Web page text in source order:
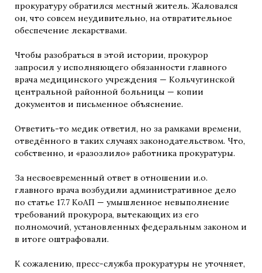
прокуратуру обратился местный житель. Жаловался
он, что совсем неудивительно, на отвратительное
обеспечение лекарствами.
Чтобы разобраться в этой истории, прокурор
запросил у исполняющего обязанности главного
врача медицинского учреждения — Кольчугинской
центральной районной больницы — копии
документов и письменное объяснение.
Ответить-то медик ответил, но за рамками времени,
отведённого в таких случаях законодательством. Что,
собственно, и «разозлило» работника прокуратуры.
За несвоевременный ответ в отношении и.о.
главного врача возбудили административное дело
по статье 17.7 КоАП — умышленное невыполнение
требований прокурора, вытекающих из его
полномочий, установленных федеральным законом и
в итоге оштрафовали.
К сожалению, пресс-служба прокуратуры не уточняет,